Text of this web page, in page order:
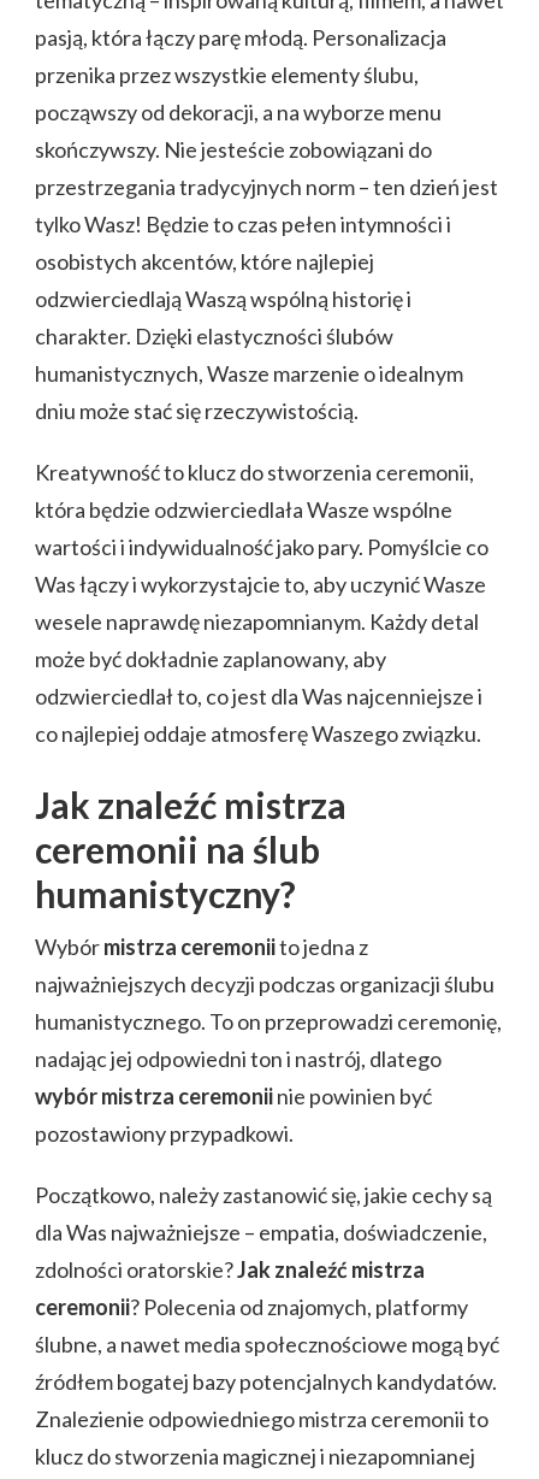
pasją, która łączy parę młodą. Personalizacja
przenika przez wszystkie elementy ślubu,
począwszy od dekoracji, a na wyborze menu
skończywszy. Nie jesteście zobowiązani do
przestrzegania tradycyjnych norm – ten dzień jest
tylko Wasz! Będzie to czas pełen intymności i
osobistych akcentów, które najlepiej
odzwierciedlają Waszą wspólną historię i
charakter. Dzięki elastyczności ślubów
humanistycznych, Wasze marzenie o idealnym
dniu może stać się rzeczywistością.
Kreatywność to klucz do stworzenia ceremonii,
która będzie odzwierciedlała Wasze wspólne
wartości i indywidualność jako pary. Pomyślcie co
Was łączy i wykorzystajcie to, aby uczynić Wasze
wesele naprawdę niezapomnianym. Każdy detal
może być dokładnie zaplanowany, aby
odzwierciedlał to, co jest dla Was najcenniejsze i
co najlepiej oddaje atmosferę Waszego związku.
Jak znaleźć mistrza
ceremonii na ślub
humanistyczny?
Wybórmistrza ceremoniito jedna z
najważniejszych decyzji podczas organizacji ślubu
humanistycznego. To on przeprowadzi ceremonię,
nadając jej odpowiedni ton i nastrój, dlatego
wybór mistrza ceremoniinie powinien być
pozostawiony przypadkowi.
Początkowo, należy zastanowić się, jakie cechy są
dla Was najważniejsze – empatia, doświadczenie,
zdolności oratorskie?Jak znaleźć mistrza
ceremonii? Polecenia od znajomych, platformy
ślubne, a nawet media społecznościowe mogą być
źródłem bogatej bazy potencjalnych kandydatów.
Znalezienie odpowiedniego mistrza ceremonii to
klucz do stworzenia magicznej i niezapomnianej